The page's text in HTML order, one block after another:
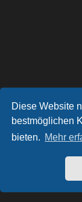
Diese Website
bestmöglichen
bieten. Mehr